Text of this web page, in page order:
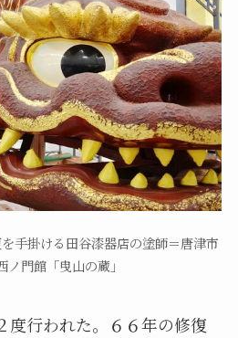
手掛ける田谷漆器店の塗師＝唐津市
ノ門館「曳山の蔵」
度行われた。６６年の修復